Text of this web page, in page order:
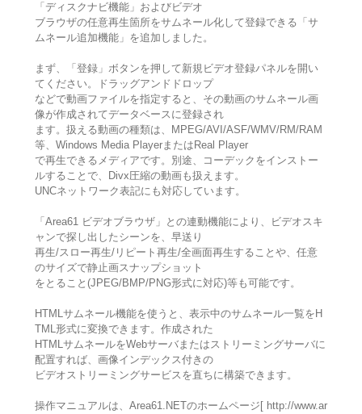
「ディスクナビ機能」およびビデオ
ブラウザの任意再生箇所をサムネール化して登録できる「サ
ムネール追加機能」を追加しました。
まず、「登録」ボタンを押して新規ビデオ登録パネルを開い
てください。ドラッグアンドドロップ
などで動画ファイルを指定すると、その動画のサムネール画
像が作成されてデータベースに登録され
ます。扱える動画の種類は、MPEG/AVI/ASF/WMV/RM/RAM
等、Windows Media PlayerまたはReal Player
で再生できるメディアです。別途、コーデックをインストー
ルすることで、Divx圧縮の動画も扱えます。
UNCネットワーク表記にも対応しています。
「Area61 ビデオブラウザ」との連動機能により、ビデオスキ
ャンで探し出したシーンを、早送り
再生/スロー再生/リピート再生/全画面再生することや、任意
のサイズで静止画スナップショット
をとること(JPEG/BMP/PNG形式に対応)等も可能です。
HTMLサムネール機能を使うと、表示中のサムネール一覧をH
TML形式に変換できます。作成された
HTMLサムネールをWebサーバまたはストリーミングサーバに
配置すれば、画像インデックス付きの
ビデオストリーミングサービスを直ちに構築できます。
操作マニュアルは、Area61.NETのホームページ[ http://www.ar